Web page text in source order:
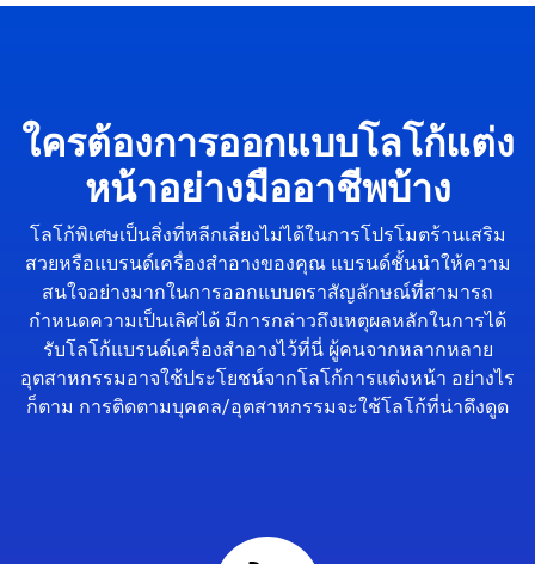
ใครต้องการออกแบบโลโก้แต่ง
หน้าอย่างมืออาชีพบ้าง
โลโก้พิเศษเป็นสิ่งที่หลีกเลี่ยงไม่ได้ในการโปรโมตร้านเสริม
สวยหรือแบรนด์เครื่องสำอางของคุณ แบรนด์ชั้นนำให้ความ
สนใจอย่างมากในการออกแบบตราสัญลักษณ์ที่สามารถ
กำหนดความเป็นเลิศได้ มีการกล่าวถึงเหตุผลหลักในการได้
รับโลโก้แบรนด์เครื่องสำอางไว้ที่นี่ ผู้คนจากหลากหลาย
อุตสาหกรรมอาจใช้ประโยชน์จากโลโก้การแต่งหน้า อย่างไร
ก็ตาม การติดตามบุคคล/อุตสาหกรรมจะใช้โลโก้ที่น่าดึงดูด